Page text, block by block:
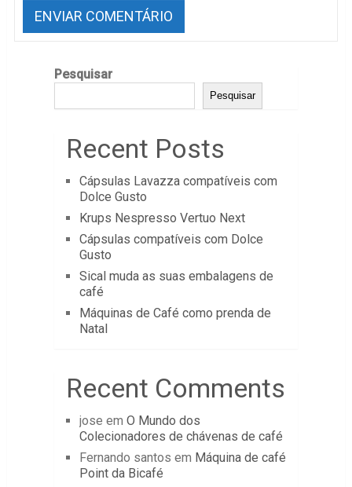
Pesquisar
Pesquisar
Recent Posts
Cápsulas Lavazza compatíveis com
Dolce Gusto
Krups Nespresso Vertuo Next
Cápsulas compatíveis com Dolce
Gusto
Sical muda as suas embalagens de
café
Máquinas de Café como prenda de
Natal
Recent Comments
jose em O Mundo dos
Colecionadores de chávenas de café
Fernando santos em Máquina de café
Point da Bicafé